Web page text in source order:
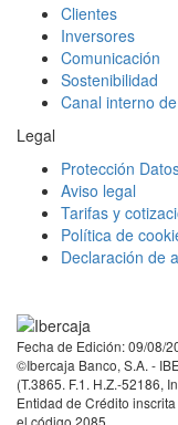
Clientes
Inversores
Comunicación
Sostenibilidad
Canal interno
Legal
Protección
Aviso legal
Tarifas y
Política de
Declaración de
Fecha de Edición: 09/08/
©Ibercaja Banco, S.A. -
(T.3865. F.1. H.Z.-52186,
Entidad de Crédito